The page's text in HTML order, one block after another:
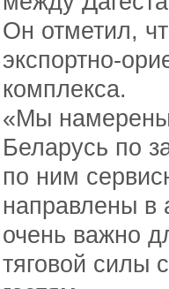
Он отметил,
экспортно-
комплекса.
«Мы намерены
Беларусь по
по ним
направлены в
очень важно
тяговой силы